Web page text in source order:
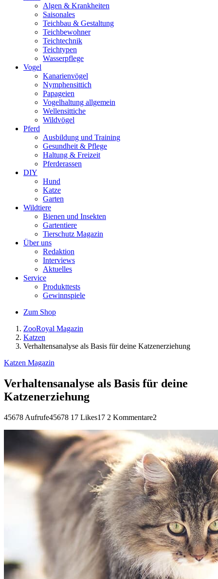
Algen & Krankheiten
Saisonales
Teichbau & Gestaltung
Teichbewohner
Teichtechnik
Teichtypen
Wasserpflege
Vogel
Kanarienvögel
Nymphensittich
Papageien
Vogelhaltung allgemein
Wellensittiche
Wildvögel
Pferd
Ausbildung und Training
Gesundheit & Pflege
Haltung & Freizeit
Pferderassen
DIY
Hund
Katze
Garten
Wildtiere
Bienen und Insekten
Gartentiere
Tierschutz Magazin
Über uns
Redaktion
Interviews
Aktuelles
Service
Produkttests
Gewinnspiele
Zum Shop
ZooRoyal Magazin
Katzen
Verhaltensanalyse als Basis für deine Katzenerziehung
Katzen Magazin
Verhaltensanalyse als Basis für deine
Katzenerziehung
45678 Aufrufe45678 17 Likes17 2 Kommentare2